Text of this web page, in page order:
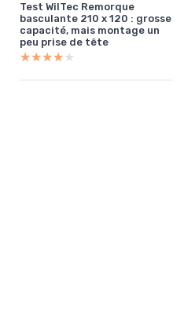
Test WilTec Remorque
basculante 210 x 120 : grosse
capacité, mais montage un
peu prise de tête
★★★★★
★★★★★